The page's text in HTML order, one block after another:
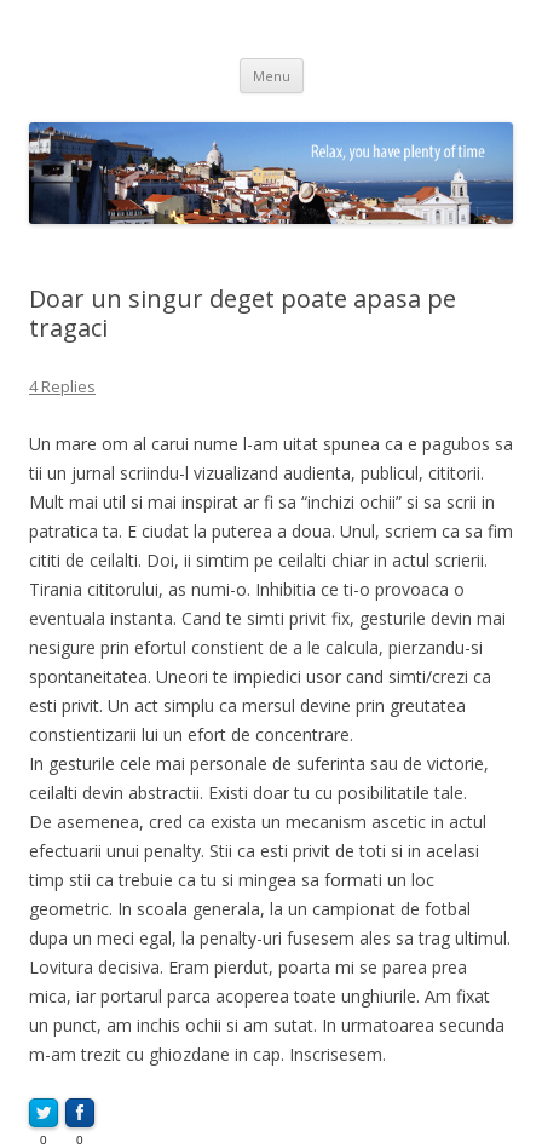
Menu Skip
content
Doar un singur deget poate apasa pe
tragaci
4 Replies
Un mare om al carui nume l-am uitat spunea ca e pagubos sa
tii un jurnal scriindu-l vizualizand audienta, publicul, cititorii.
Mult mai util si mai inspirat ar fi sa “inchizi ochii” si sa scrii in
patratica ta. E ciudat la puterea a doua. Unul, scriem ca sa fim
cititi de ceilalti. Doi, ii simtim pe ceilalti chiar in actul scrierii.
Tirania cititorului, as numi-o. Inhibitia ce ti-o provoaca o
eventuala instanta. Cand te simti privit fix, gesturile devin mai
nesigure prin efortul constient de a le calcula, pierzandu-si
spontaneitatea. Uneori te impiedici usor cand simti/crezi ca
esti privit. Un act simplu ca mersul devine prin greutatea
constientizarii lui un efort de concentrare.
In gesturile cele mai personale de suferinta sau de victorie,
ceilalti devin abstractii. Existi doar tu cu posibilitatile tale.
De asemenea, cred ca exista un mecanism ascetic in actul
efectuarii unui penalty. Stii ca esti privit de toti si in acelasi
timp stii ca trebuie ca tu si mingea sa formati un loc
geometric. In scoala generala, la un campionat de fotbal
dupa un meci egal, la penalty-uri fusesem ales sa trag ultimul.
Lovitura decisiva. Eram pierdut, poarta mi se parea prea
mica, iar portarul parca acoperea toate unghiurile. Am fixat
un punct, am inchis ochii si am sutat. In urmatoarea secunda
m-am trezit cu ghiozdane in cap. Inscrisesem.
0 0